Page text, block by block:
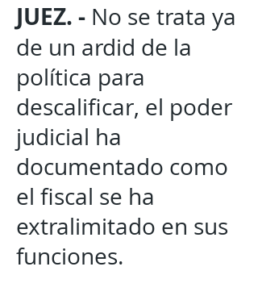
JUEZ. - No se trata ya
de un ardid de la
política para
descalificar, el poder
judicial ha
documentado como
el fiscal se ha
extralimitado en sus
funciones.